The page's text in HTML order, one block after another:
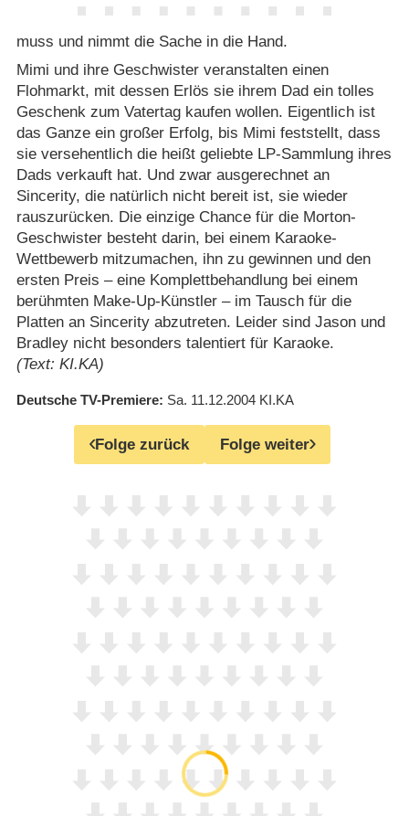
muss und nimmt die Sache in die Hand.
Mimi und ihre Geschwister veranstalten einen
Flohmarkt, mit dessen Erlös sie ihrem Dad ein tolles
Geschenk zum Vatertag kaufen wollen. Eigentlich ist
das Ganze ein großer Erfolg, bis Mimi feststellt, dass
sie versehentlich die heißt geliebte LP-Sammlung ihres
Dads verkauft hat. Und zwar ausgerechnet an
Sincerity, die natürlich nicht bereit ist, sie wieder
rauszurücken. Die einzige Chance für die Morton-
Geschwister besteht darin, bei einem Karaoke-
Wettbewerb mitzumachen, ihn zu gewinnen und den
ersten Preis – eine Komplettbehandlung bei einem
berühmten Make-Up-Künstler – im Tausch für die
Platten an Sincerity abzutreten. Leider sind Jason und
Bradley nicht besonders talentiert für Karaoke.
(Text: KI.KA)
Deutsche TV-Premiere Sa. 11.12.2004 KI.KA
Folge zurück Folge weiter